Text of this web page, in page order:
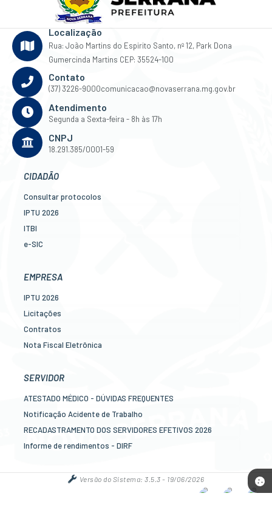
Localização
Rua: João Martins do Espirito Santo, nº 12, Park Dona
Gumercinda Martins CEP: 35524-100
Contato
(37) 3226-9000comunicacao@novaserrana.mg.gov.br
Atendimento
Segunda a Sexta-feira - 8h às 17h
CNPJ
18.291.385/0001-59
CIDADÃO
Consultar protocolos
IPTU 2026
ITBI
e-SIC
Legislação
EMPRESA
IPTU 2026
Licitações
Contratos
Nota Fiscal Eletrônica
Transparência
SERVIDOR
ATESTADO MÉDICO - DÚVIDAS FREQUENTES
Notificação Acidente de Trabalho
RECADASTRAMENTO DOS SERVIDORES EFETIVOS 2026
Informe de rendimentos - DIRF
Mais serviços online para o servidor
Versão do Sistema:3.5.3 - 19/06/2026